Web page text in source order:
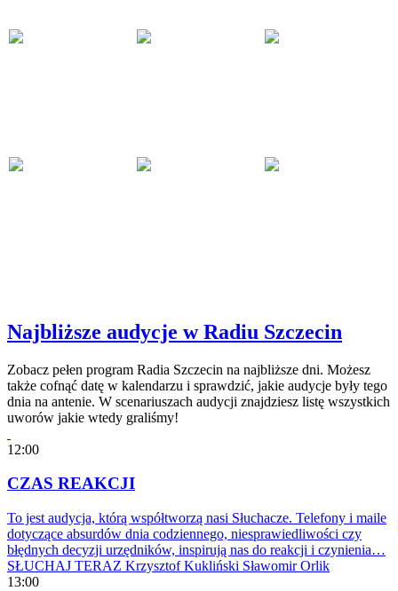
Najbliższe audycje w Radiu Szczecin
Zobacz pełen program Radia Szczecin na najbliższe dni. Możesz
także cofnąć datę w kalendarzu i sprawdzić, jakie audycje były tego
dnia na antenie. W scenariuszach audycji znajdziesz listę wszystkich
uworów jakie wtedy graliśmy!
12:00
CZAS REAKCJI
To jest audycja, którą współtworzą nasi Słuchacze. Telefony i maile
dotyczące absurdów dnia codziennego, niesprawiedliwości czy
błędnych decyzji urzędników, inspirują nas do reakcji i czynienia…
SŁUCHAJ TERAZ Krzysztof Kukliński Sławomir Orlik
13:00